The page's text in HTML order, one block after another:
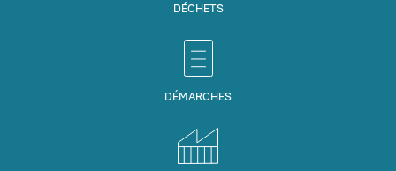
DÉCHETS
DÉMARCHES